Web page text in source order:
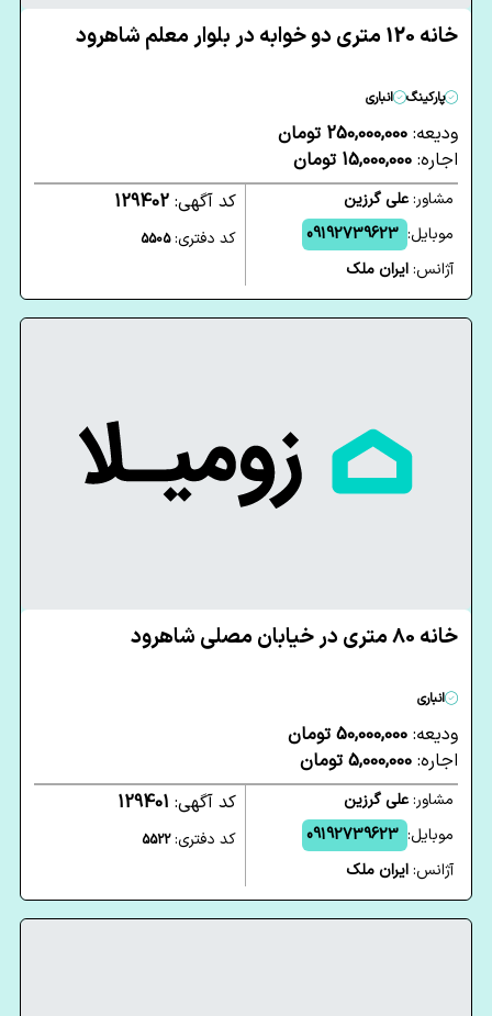
خانه 120 متری دو خوابه در بلوار معلم شاهرود
پارکینگ انباری
ودیعه: 250,000,000 تومان
اجاره: 15,000,000 تومان
مشاور:علی گرزین
موبایل: 09192739623
آژانس:ایران ملک
کد آگهی: 129402
کد دفتری:5505
خانه 80 متری در خیابان مصلی شاهرود
انباری
ودیعه: 50,000,000 تومان
اجاره: 5,000,000 تومان
مشاور:علی گرزین
موبایل: 09192739623
آژانس:ایران ملک
کد آگهی: 129401
کد دفتری:5522